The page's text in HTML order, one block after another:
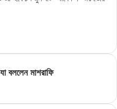
বললেন মাশরাফি